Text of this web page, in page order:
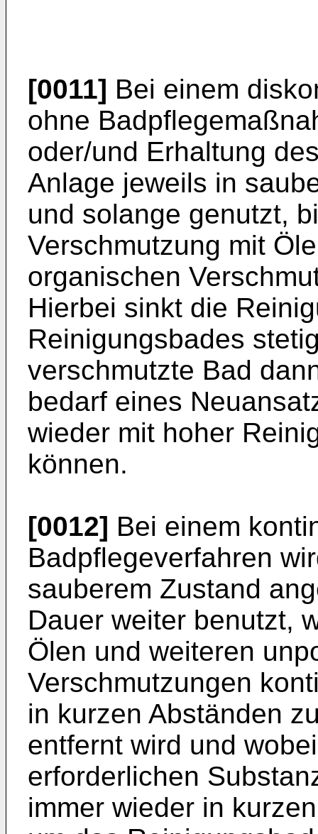
[0011] Bei einem
ohne
oder/und Erhaltung
Anlage jeweils in
und solange genutzt,
Verschmutzung mit
organischen
Hierbei sinkt die
Reinigungsbades
verschmutzte Bad
bedarf eines
wieder mit hoher
können.
[0012] Bei einem
Badpflegeverfahren
sauberem Zustand
Dauer weiter benutzt,
Ölen und weiteren
Verschmutzungen
in kurzen Abständen
entfernt wird und
erforderlichen
immer wieder in